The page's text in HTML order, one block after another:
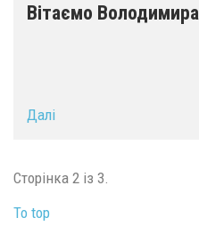
Вітаємо
Далі
Сторінка 2 із 3.
To top